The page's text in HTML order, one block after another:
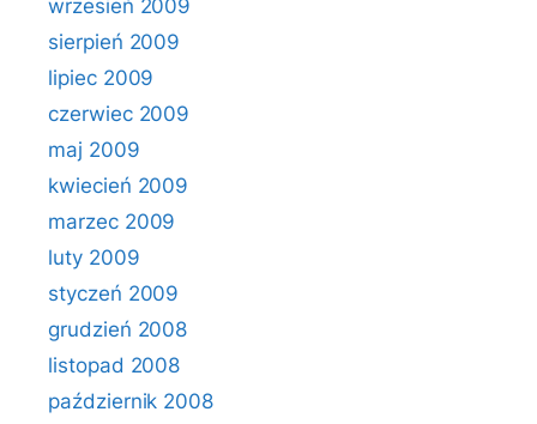
wrzesień 2009
sierpień 2009
lipiec 2009
czerwiec 2009
maj 2009
kwiecień 2009
marzec 2009
luty 2009
styczeń 2009
grudzień 2008
listopad 2008
październik 2008